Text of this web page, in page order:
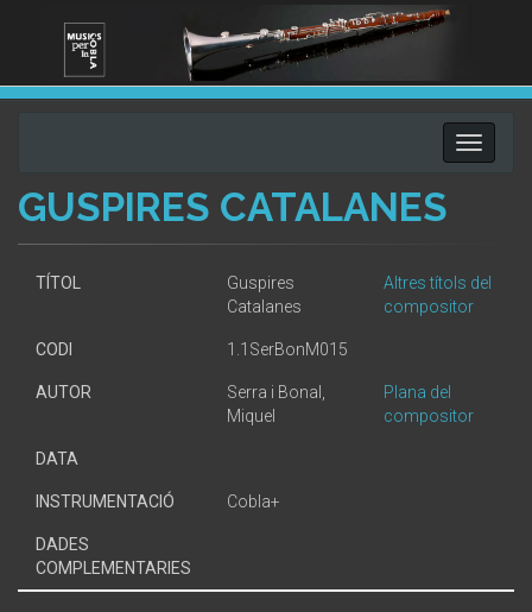
Toggle
GUSPIRES CATALANES
TÍTOL
Guspires
Catalanes
Altres títols del
compositor
CODI 1.1SerBonM015
AUTOR
Serra i Bonal,
Miquel
Plana del
compositor
DATA
INSTRUMENTACIÓ Cobla+
DADES
COMPLEMENTARIES